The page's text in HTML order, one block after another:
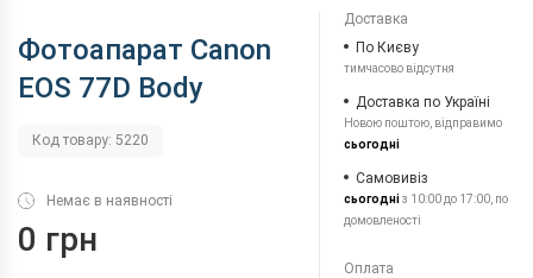
Фотоапарат Canon
EOS 77D Body
Код товару: 5220
Немає в наявності
0 грн
Доставка
По Києву
тимчасово відсутня
Доставка по Україні
Новою поштою, відправимо
сьогодні
Самовивіз
сьогодніз 10:00 до 17:00, по
домовленості
Оплата